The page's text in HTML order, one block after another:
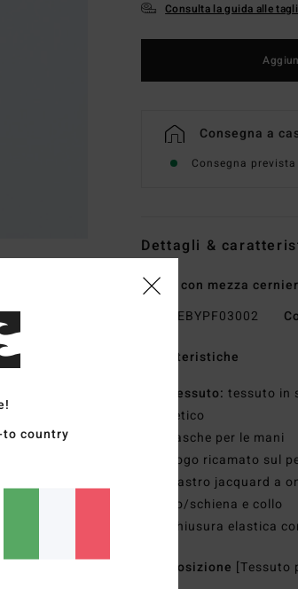
Consulta la guida alle
Consegna a
Consegna
Dettagli &
Felpa con mezza
EBYPF03002
Caratteristiche
Tessuto:tessuto in
sintetico
Tasche per le mani
Logo ricamato sul
Nastro jacquard a
petto/schiena e collo
Chiusura elastica
Composizione [Tessuto
to country